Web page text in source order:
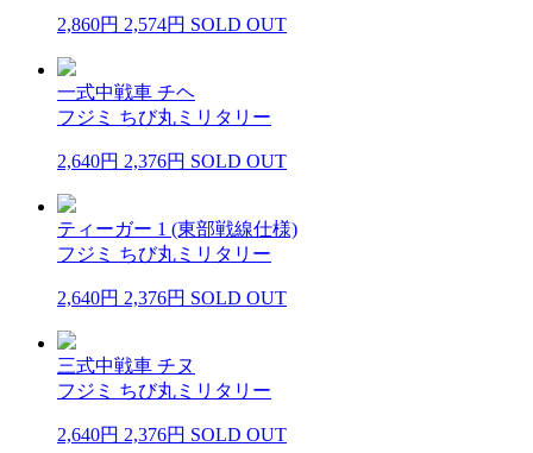
2,860円 2,574円 SOLD OUT
一式中戦車 チヘ
フジミ ちび丸ミリタリー
2,640円 2,376円 SOLD OUT
ティーガー 1 (東部戦線仕様)
フジミ ちび丸ミリタリー
2,640円 2,376円 SOLD OUT
三式中戦車 チヌ
フジミ ちび丸ミリタリー
2,640円 2,376円 SOLD OUT